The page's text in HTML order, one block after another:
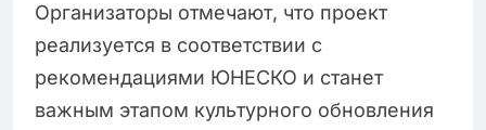
Организаторы отмечают, что проект
реализуется в соответствии с
рекомендациями ЮНЕСКО и станет
важным этапом культурного обновления